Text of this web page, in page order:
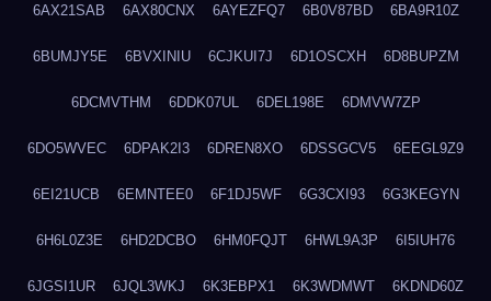
6AX21SAB 6AX80CNX 6AYEZFQ7 6B0V87BD 6BA9R10Z
6BUMJY5E 6BVXINIU 6CJKUI7J 6D1OSCXH 6D8BUPZM
6DCMVTHM 6DDK07UL 6DEL198E 6DMVW7ZP
6DO5WVEC 6DPAK2I3 6DREN8XO 6DSSGCV5 6EEGL9Z9
6EI21UCB 6EMNTEE0 6F1DJ5WF 6G3CXI93 6G3KEGYN
6H6L0Z3E 6HD2DCBO 6HM0FQJT 6HWL9A3P 6I5IUH76
6JGSI1UR 6JQL3WKJ 6K3EBPX1 6K3WDMWT 6KDND60Z